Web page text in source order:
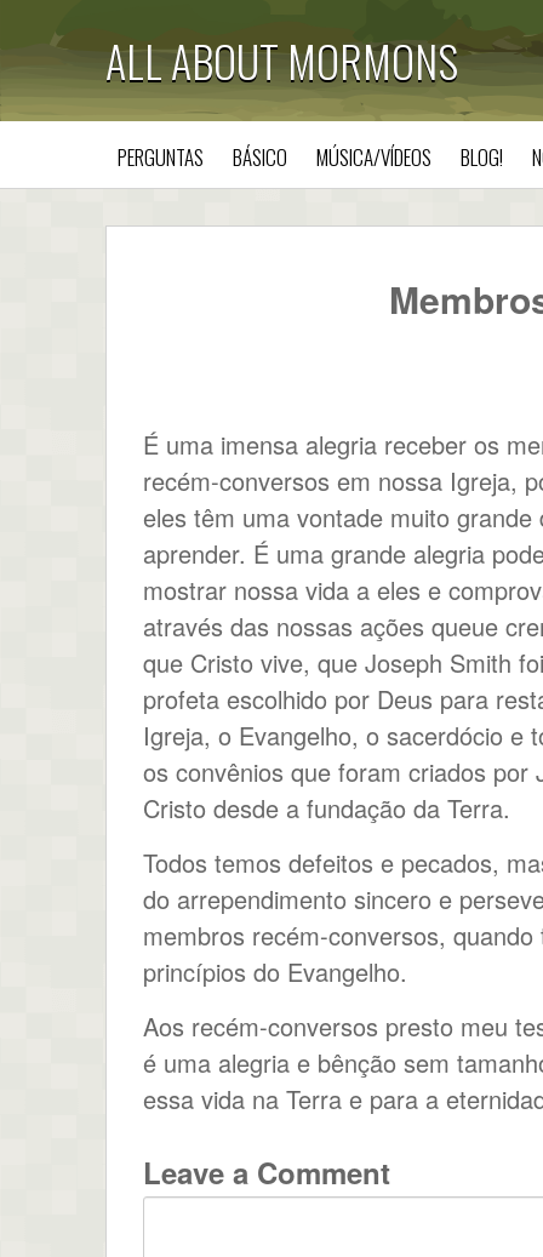
ALL ABOUT MORMONS
PERGUNTAS BÁSICO MÚSICA/VÍDEOS BLOG!
É uma imensa alegria receber os
recém-conversos em nossa Igreja,
eles têm uma vontade muito grande
aprender. É uma grande alegria
mostrar nossa vida a eles e
através das nossas ações queue
que Cristo vive, que Joseph Smith
profeta escolhido por Deus para
Igreja, o Evangelho, o sacerdócio e
os convênios que foram criados por
Cristo desde a fundação da Terra.
Todos temos defeitos e pecados,
do arrependimento sincero e
membros recém-conversos,
princípios do Evangelho.
Aos recém-conversos presto meu
é uma alegria e bênção sem
essa vida na Terra e para a
Leave a Comment